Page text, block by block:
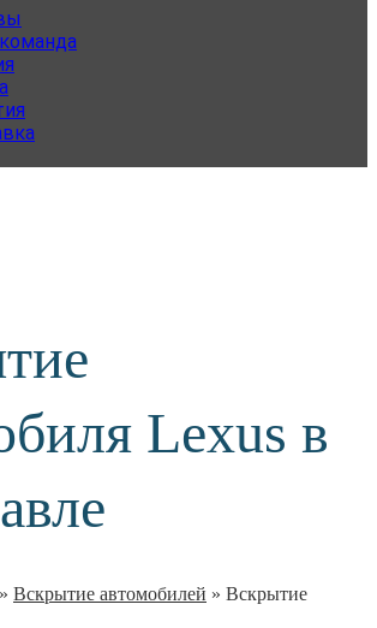
Lexus в
» Вскрытие автомобилей » Вскрытие